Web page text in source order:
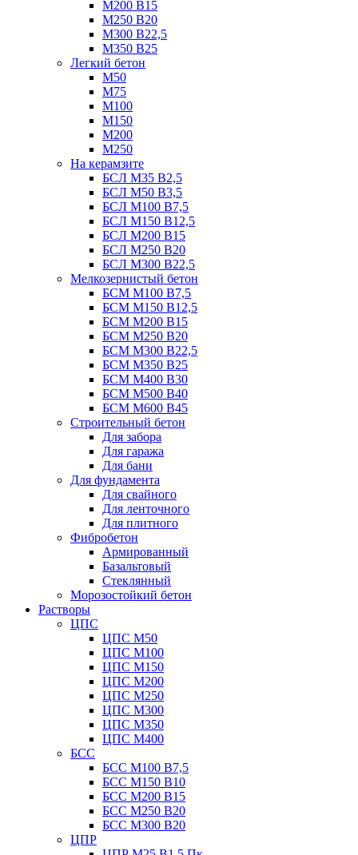
М200 В15
М250 В20
М300 В22,5
М350 В25
Легкий бетон
М50
М75
М100
М150
М200
М250
На керамзите
БСЛ М35 B2,5
БСЛ М50 В3,5
БСЛ М100 В7,5
БСЛ М150 В12,5
БСЛ М200 В15
БСЛ М250 В20
БСЛ М300 В22,5
Мелкозернистый бетон
БСМ М100 B7,5
БСМ М150 B12,5
БСМ М200 B15
БСМ М250 B20
БСМ М300 B22,5
БСМ М350 B25
БСМ М400 B30
БСМ М500 B40
БСМ М600 B45
Строительный бетон
Для забора
Для гаража
Для бани
Для фундамента
Для свайного
Для ленточного
Для плитного
Фибробетон
Армированный
Базальтовый
Стеклянный
Морозостойкий бетон
Растворы
ЦПС
ЦПС М50
ЦПС М100
ЦПС М150
ЦПС М200
ЦПС М250
ЦПС М300
ЦПС М350
ЦПС М400
БСС
БСС М100 B7,5
БСС М150 B10
БСС М200 B15
БСС М250 B20
БСС М300 B20
ЦПР